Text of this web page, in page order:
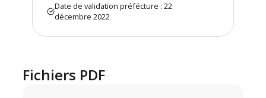
Date de validation préfécture : 22
décembre 2022
Fichiers PDF